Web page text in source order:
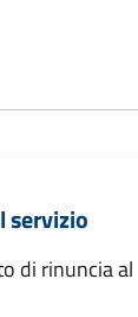
servizio
di rinuncia al